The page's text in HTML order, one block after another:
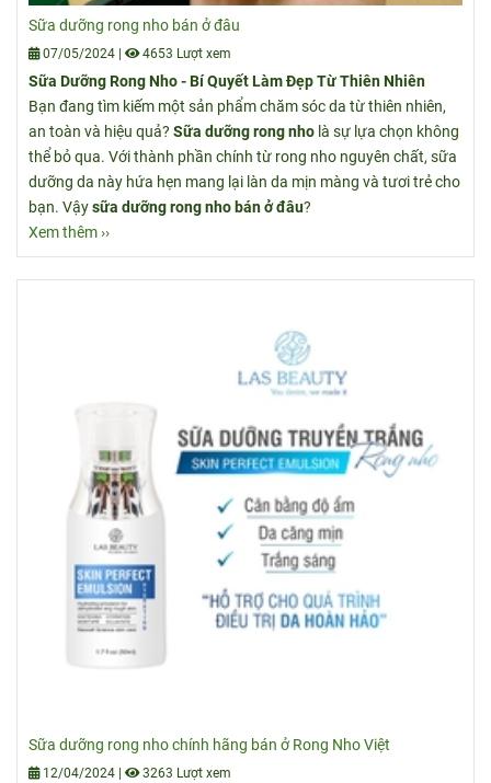
Sữa dưỡng rong nho bán ở đâu
07/05/2024 4653 Lượt xem
Sữa Dưỡng Rong Nho - Bí Quyết Làm Đẹp Từ Thiên Nhiên
Bạn đang tìm kiếm một sản phẩm chăm sóc da từ thiên nhiên,
an toàn và hiệu quả? Sữa dưỡng rong nho là sự lựa chọn không
thể bỏ qua. Với thành phần chính từ rong nho nguyên chất, sữa
dưỡng da này hứa hẹn mang lại làn da mịn màng và tươi trẻ cho
bạn. Vậysữa dưỡng rong nho bán ở đâu?
Xem thêm ››
Sữa dưỡng rong nho chính hãng bán ở Rong Nho Việt
12/04/2024 3263 Lượt xem